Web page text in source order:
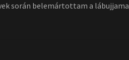
során belemártottam a